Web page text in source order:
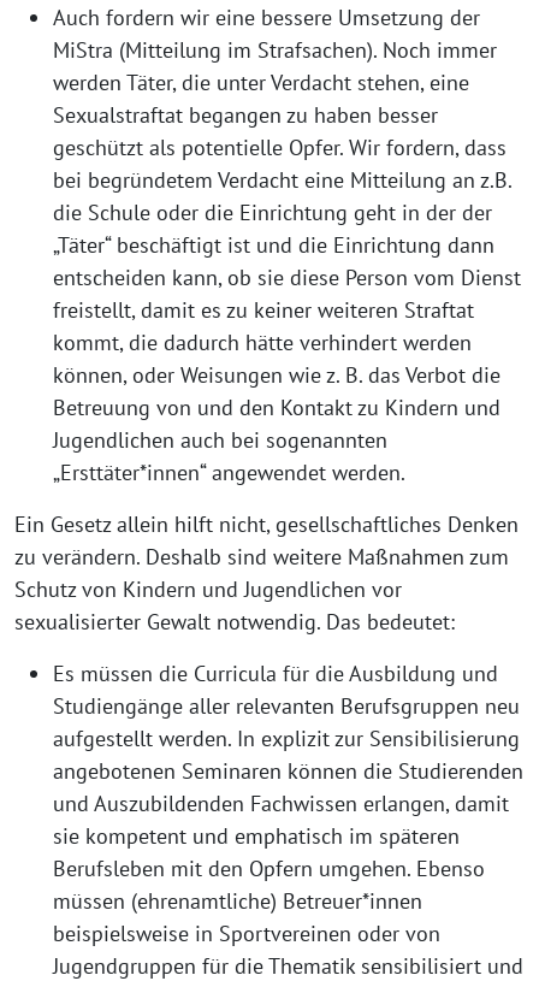
Auch fordern wir eine bessere Umsetzung der
MiStra (Mitteilung im Strafsachen). Noch immer
werden Täter, die unter Verdacht stehen, eine
Sexualstraftat begangen zu haben besser
geschützt als potentielle Opfer. Wir fordern, dass
bei begründetem Verdacht eine Mitteilung an z.B.
die Schule oder die Einrichtung geht in der der
„Täter“ beschäftigt ist und die Einrichtung dann
entscheiden kann, ob sie diese Person vom Dienst
freistellt, damit es zu keiner weiteren Straftat
kommt, die dadurch hätte verhindert werden
können, oder Weisungen wie z. B. das Verbot die
Betreuung von und den Kontakt zu Kindern und
Jugendlichen auch bei sogenannten
„Ersttäter*innen“ angewendet werden.
Ein Gesetz allein hilft nicht, gesellschaftliches Denken
zu verändern. Deshalb sind weitere Maßnahmen zum
Schutz von Kindern und Jugendlichen vor
sexualisierter Gewalt notwendig. Das bedeutet:
Es müssen die Curricula für die Ausbildung und
Studiengänge aller relevanten Berufsgruppen neu
aufgestellt werden. In explizit zur Sensibilisierung
angebotenen Seminaren können die Studierenden
und Auszubildenden Fachwissen erlangen, damit
sie kompetent und emphatisch im späteren
Berufsleben mit den Opfern umgehen. Ebenso
müssen (ehrenamtliche) Betreuer*innen
beispielsweise in Sportvereinen oder von
Jugendgruppen für die Thematik sensibilisiert und